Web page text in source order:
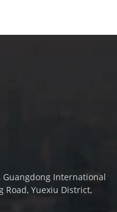
Guangdong International
Road, Yuexiu District,